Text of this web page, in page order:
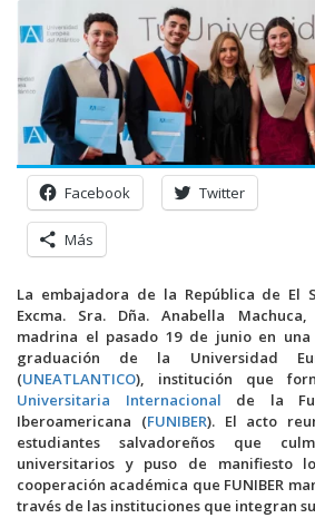
Facebook Twitter
Más
La embajadora de la República de El
Excma. Sra. Dña. Anabella
madrina el pasado 19 de junio en
graduación de la Universidad
(UNEATLANTICO), institución que
Universitaria Internacional de la
Iberoamericana (FUNIBER). El acto
estudiantes salvadoreños que
universitarios y puso de manifiesto
cooperación académica que FUNIBER
través de las instituciones que integran